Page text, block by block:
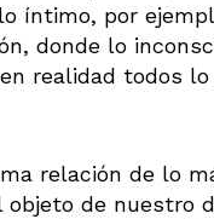
íntimo, por
donde lo
realidad todos
relación de lo
objeto de nuestro